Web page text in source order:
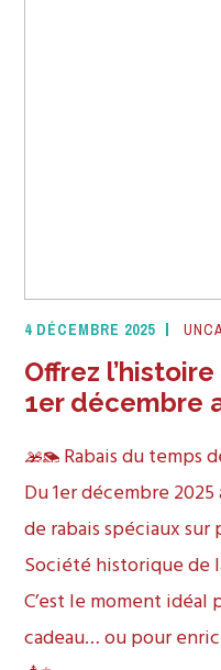
4 DÉCEMBRE 2025
Offrez
1er décembre
Rabais du temps
Du 1er décembre
de rabais spéciaux
Société historique de
C’est le moment
cadeau… ou pour